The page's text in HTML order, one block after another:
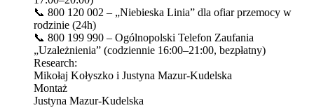
📞 800 120 002 – „Niebieska Linia” dla ofiar przemocy w
rodzinie (24h)
📞 800 199 990 – Ogólnopolski Telefon Zaufania
„Uzależnienia” (codziennie 16:00–21:00, bezpłatny)
Research:
Mikołaj Kołyszko i Justyna Mazur-Kudelska
Montaż
Justyna Mazur-Kudelska